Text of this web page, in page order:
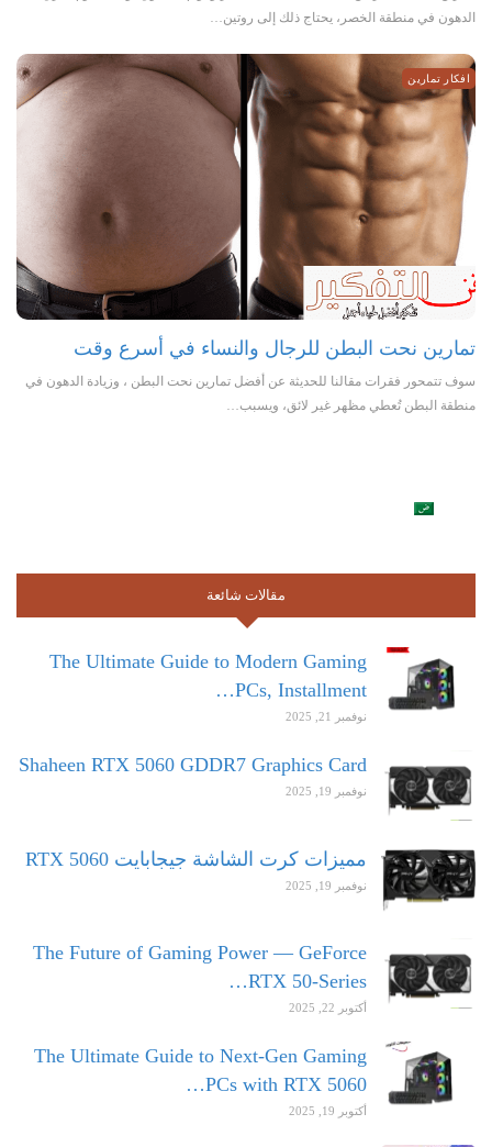
الدهون في منطقة الخصر، يحتاج ذلك إلى روتين…
افكار تمارين
تمارين نحت البطن للرجال والنساء في أسرع وقت
سوف تتمحور فقرات مقالنا للحديثة عن أفضل تمارين نحت البطن ، وزيادة الدهون في
منطقة البطن تُعطي مظهر غير لائق، ويسبب…
مقالات شائعة
The Ultimate Guide to Modern Gaming
PCs, Installment…
نوفمبر 21, 2025
Shaheen RTX 5060 GDDR7 Graphics Card
نوفمبر 19, 2025
مميزات كرت الشاشة جيجابايت RTX 5060
نوفمبر 19, 2025
The Future of Gaming Power — GeForce
RTX 50-Series…
أكتوبر 22, 2025
The Ultimate Guide to Next-Gen Gaming
PCs with RTX 5060…
أكتوبر 19, 2025